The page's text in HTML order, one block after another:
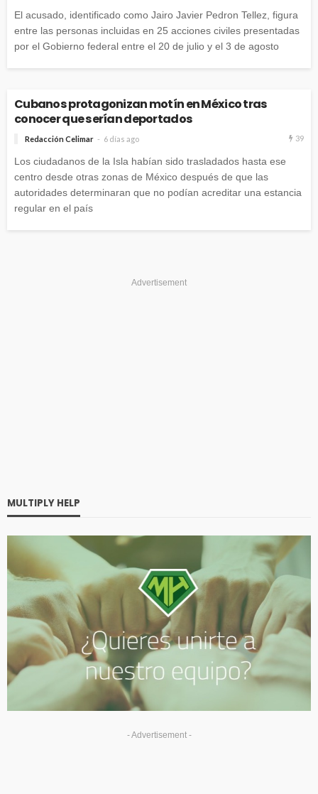
El acusado, identificado como Jairo Javier Pedron Tellez, figura
entre las personas incluidas en 25 acciones civiles presentadas
por el Gobierno federal entre el 20 de julio y el 3 de agosto
Cubanos protagonizan motín en México tras
conocer que serían deportados
Redacción Celimar 6 días ago 39
Los ciudadanos de la Isla habían sido trasladados hasta ese
centro desde otras zonas de México después de que las
autoridades determinaran que no podían acreditar una estancia
regular en el país
Advertisement
MULTIPLY HELP
- Advertisement -